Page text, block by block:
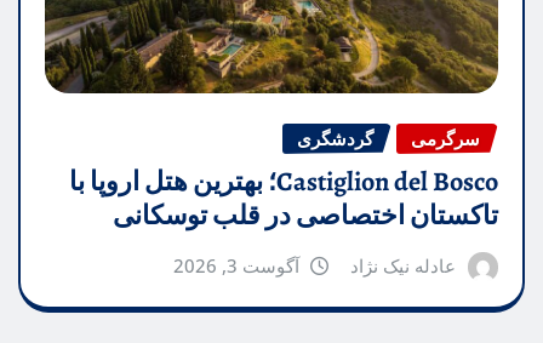
سرگرمی گردشگری
Castiglion del Bosco؛ بهترین هتل اروپا با
تاکستان اختصاصی در قلب توسکانی
عادله نیک نژاد آگوست 3, 2026